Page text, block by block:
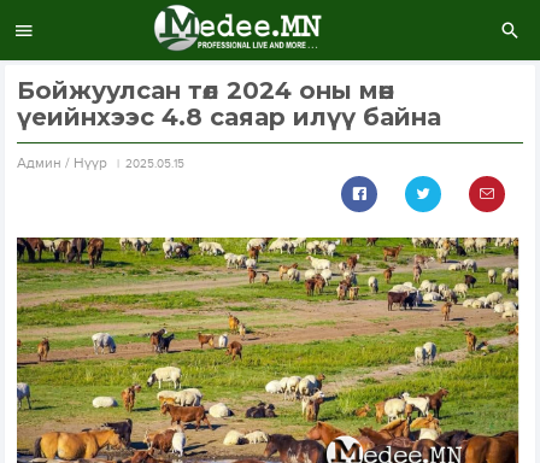
Бойжуулсан төл 2024 оны мөн
үеийнхээс 4.8 саяар илүү байна
Aдмин / Нүүр 2025.05.15